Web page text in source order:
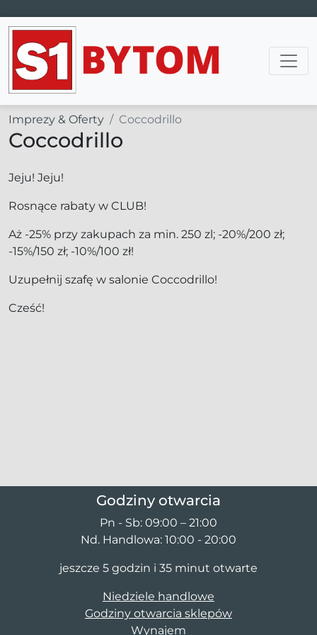
Main Navigation
Imprezy & Oferty Coccodrillo
Coccodrillo
Jeju! Jeju!
Rosnące rabaty w CLUB!
Aż -25% przy zakupach za min. 250 zl; -20%/200 zł;
-15%/150 zł; -10%/100 zł!
Uzupełnij szafę w salonie Coccodrillo!
Cześć!
Godziny otwarcia
Pn - Sb: 09:00 – 21:00
Nd. Handlowa: 10:00 - 20:00
jeszcze 5 godzin i 35 minut otwarte
Niedziele handlowe
Godziny otwarcia sklepów
Wynajem